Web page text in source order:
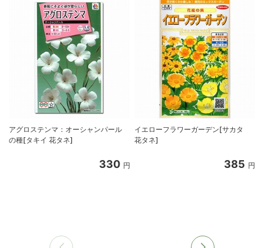
アグロステンマ：オーシャンパール
の種[タキイ 花タネ]
330 円
イエローフラワーガーデン[サカタ
花タネ]
385 円